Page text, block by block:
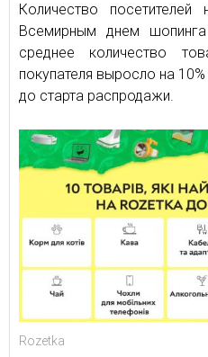
Количество
Всемирным днем
среднее количество
покупателя выросло на
до старта распродажи.
Rozetka